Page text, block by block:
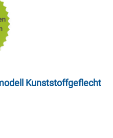
Kunststoffgeflecht